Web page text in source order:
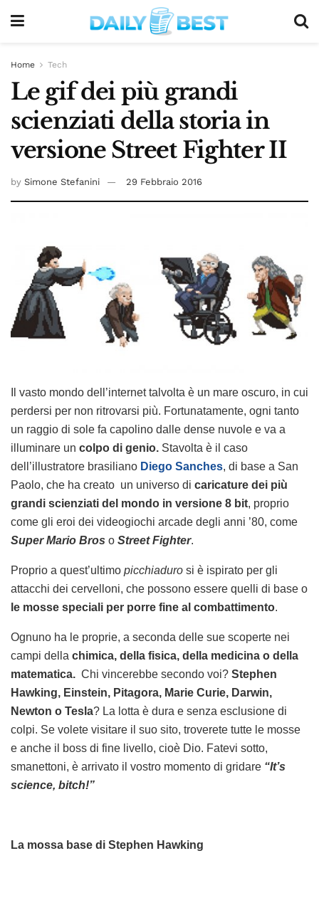
Home Tech
Le gif dei più grandi
scienziati della storia in
versione Street Fighter II
by Simone Stefanini 29 Febbraio 2016
Il vasto mondo dell’internet talvolta è un mare oscuro, in cui
perdersi per non ritrovarsi più. Fortunatamente, ogni tanto
un raggio di sole fa capolino dalle dense nuvole e va a
illuminare un colpo di genio. Stavolta è il caso
dell’illustratore brasiliano Diego Sanches, di base a San
Paolo, che ha creato un universo di caricature dei più
grandi scienziati del mondo in versione 8 bit, proprio
come gli eroi dei videogiochi arcade degli anni ’80, come
Super Mario Bros o Street Fighter.
Proprio a quest’ultimo picchiaduro si è ispirato per gli
attacchi dei cervelloni, che possono essere quelli di base o
le mosse speciali per porre fine al combattimento.
Ognuno ha le proprie, a seconda delle sue scoperte nei
campi della chimica, della fisica, della medicina o della
matematica. Chi vincerebbe secondo voi? Stephen
Hawking, Einstein, Pitagora, Marie Curie, Darwin,
Newton o Tesla? La lotta è dura e senza esclusione di
colpi. Se volete visitare il suo sito, troverete tutte le mosse
e anche il boss di fine livello, cioè Dio. Fatevi sotto,
smanettoni, è arrivato il vostro momento di gridare “It’s
science, bitch!”
La mossa base di Stephen Hawking